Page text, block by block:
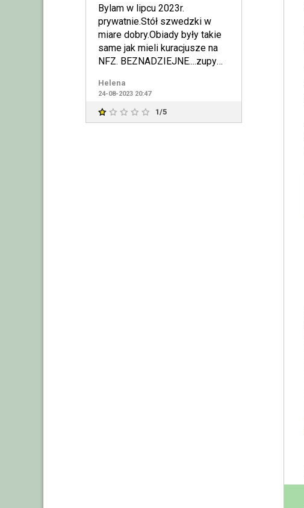
Kołobrzegu
Bylam w lipcu 2023r.
prywatnie.Stół szwedzki w
miare dobry.Obiady były takie
same jak mieli kuracjusze na
NFZ. BEZNADZIEJNE....zupy
Helena
24-08-2023 20:47
1/5